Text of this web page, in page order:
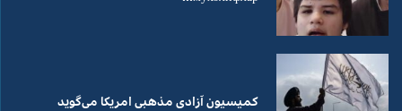
کمیسیون آزادی مذهبی امریکا می‌گوید